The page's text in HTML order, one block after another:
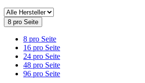
8 pro Seite
8 pro Seite
16 pro Seite
24 pro Seite
48 pro Seite
96 pro Seite